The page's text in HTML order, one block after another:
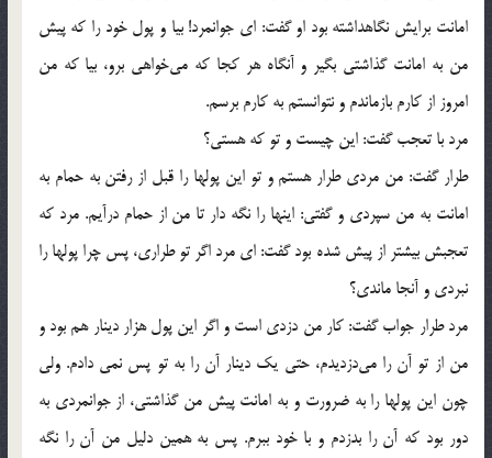
امانت برایش نگاهداشته بود او گفت: ای جوانمرد! بیا و پول خود را که پیش
من به امانت گذاشتی بگیر و آنگاه هر کجا که می‌خواهی برو، بیا که من
امروز از کارم بازماندم و نتوانستم به کارم برسم.
مرد با تعجب گفت: این چیست و تو که هستی؟
طرار گفت: من مردی طرار هستم و تو این پولها را قبل از رفتن به حمام به
امانت به من سپردی و گفتی: اینها را نگه دار تا من از حمام درآیم. مرد که
تعجبش بیشتر از پیش شده بود گفت: ای مرد اگر تو طراری، پس چرا پولها را
نبردی و آنجا ماندی؟
مرد طرار جواب گفت: کار من دزدی است و اگر این پول هزار دینار هم بود و
من از تو آن را می‌دزدیدم، حتی یک دینار آن را به تو پس نمی دادم. ولی
چون این پولها را به ضرورت و به امانت پیش من گذاشتی، از جوانمردی به
دور بود که آن را بدزدم و با خود ببرم. پس به همین دلیل من آن را نگه